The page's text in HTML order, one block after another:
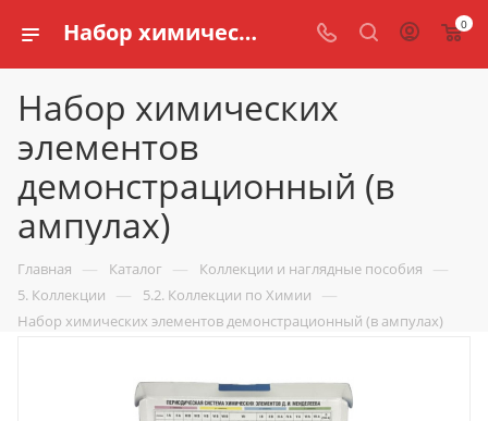
Набор химических элементов демонстрационный (в ампулах) купить по доступной цене в интернет магазине schools.ru 0
Набор химических
элементов
демонстрационный (в
ампулах)
Главная — Каталог — Коллекции и наглядные пособия —
5. Коллекции — 5.2. Коллекции по Химии —
Набор химических элементов демонстрационный (в ампулах)